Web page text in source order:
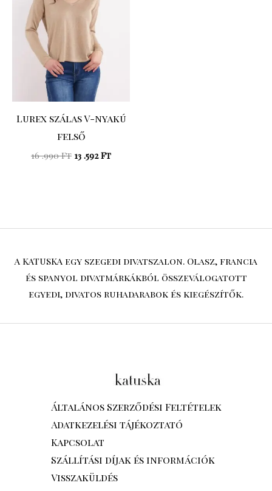
Lurex szálas V-nyakú
felső
16 .990Ft 13 .592Ft
A KATUSKA egy szegedi divatszalon. Olasz, francia
és spanyol divatmárkákból összeválogatott
egyedi, divatos ruhadarabok és kiegészítők.
Általános Szerződési Feltételek
Adatkezelési tájékoztató
Kapcsolat
Szállítási díjak és információk
Visszaküldés